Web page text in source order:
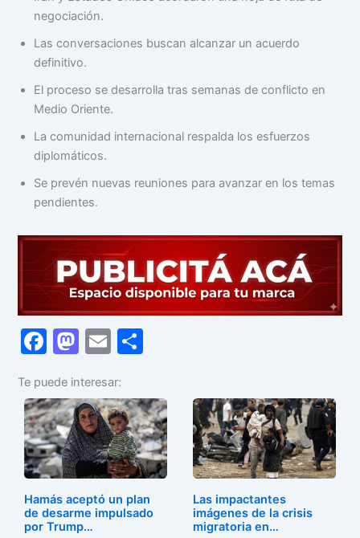
negociación.
Las conversaciones buscan alcanzar un acuerdo
definitivo.
El proceso se desarrolla tras semanas de conflicto en
Medio Oriente.
La comunidad internacional respalda los esfuerzos
diplomáticos.
Se prevén nuevas reuniones para avanzar en los temas
pendientes.
F
c
e
b
o
o
k
M
st
o
d
o
n
E
ai
l
m
p
ar
tir
Te puede interesar:
Hamás aceptó un plan
de desarme impulsado
por Trump…
Las impactantes
imágenes de la crisis
migratoria en…